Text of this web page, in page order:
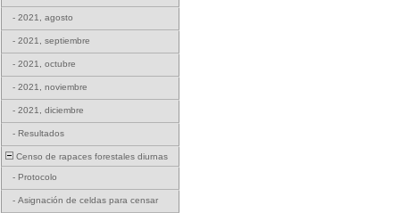
- 2021, agosto
- 2021, septiembre
- 2021, octubre
- 2021, noviembre
- 2021, diciembre
- Resultados
Censo de rapaces forestales diurnas
- Protocolo
- Asignación de celdas para censar